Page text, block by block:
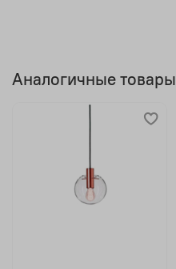
Аналогичные товары